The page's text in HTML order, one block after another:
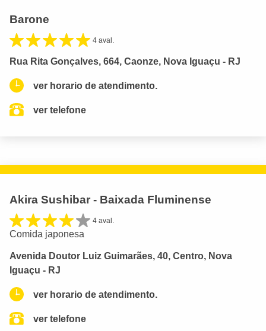
Barone
4 aval.
Rua Rita Gonçalves, 664, Caonze, Nova Iguaçu - RJ
ver horario de atendimento.
ver telefone
Akira Sushibar - Baixada Fluminense
4 aval.
Comida japonesa
Avenida Doutor Luiz Guimarães, 40, Centro, Nova
Iguaçu - RJ
ver horario de atendimento.
ver telefone